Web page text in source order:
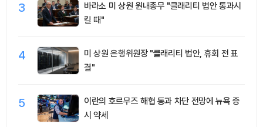
3
바라소 미 상원 원내총무 "클래리티 법안 통과시
킬 때"
4
미 상원 은행위원장 "클래리티 법안, 휴회 전 표
결"
5
이란의 호르무즈 해협 통과 차단 전망에 뉴욕 증
시 약세